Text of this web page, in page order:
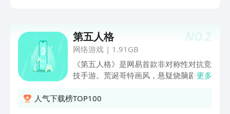
NO.2
第五人格
网络游戏| 1.91GB
《第五人格》是网易首款非对称性对抗竞
技手游。荒诞哥特画风，悬疑烧脑剧情，
都将给玩家带来全新的游戏体验。玩家将
更多
人气下载榜TOP100